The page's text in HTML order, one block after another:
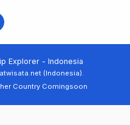
Explorer - Indonesia
(Indonesia).
Country Comingsoon